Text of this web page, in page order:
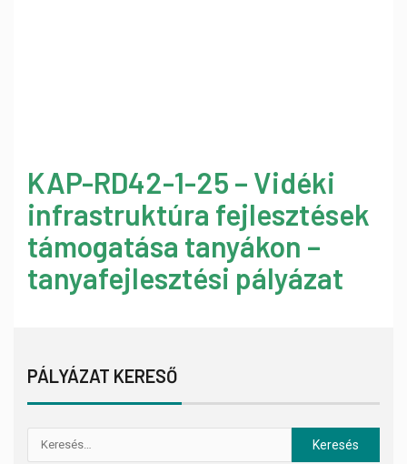
KAP-RD42-1-25 – Vidéki
infrastruktúra fejlesztések
támogatása tanyákon –
tanyafejlesztési pályázat
PÁLYÁZAT KERESŐ